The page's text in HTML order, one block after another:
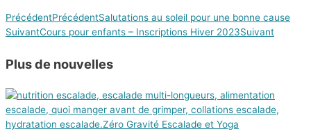
PrécédentPrécédentSalutations au soleil pour une bonne cause
SuivantCours pour enfants – Inscriptions Hiver 2023Suivant
Plus de nouvelles